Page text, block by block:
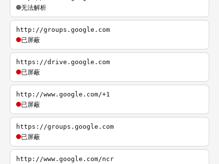
无法解析
http://groups.google.com
已屏蔽
https://drive.google.com
已屏蔽
http://www.google.com/+1
已屏蔽
https://groups.google.com
已屏蔽
http://www.google.com/ncr